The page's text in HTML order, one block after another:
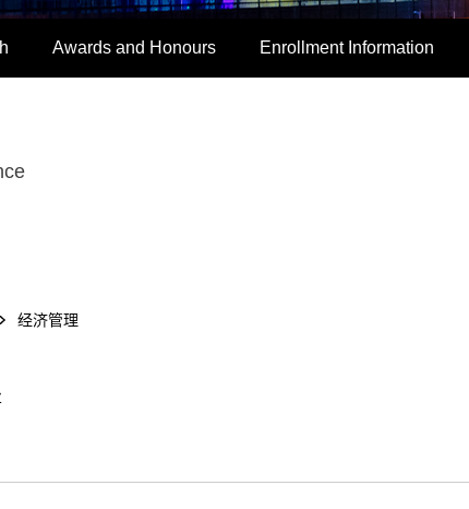
Awards and Honours Enrollment Information
经济管理